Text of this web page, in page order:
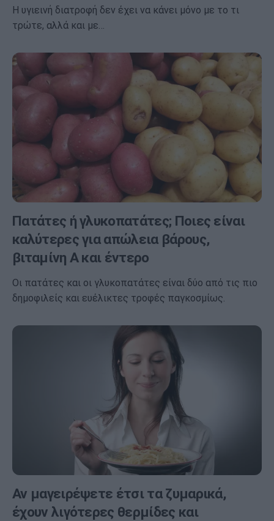
Η υγιεινή διατροφή δεν έχει να κάνει μόνο με το τι
τρώτε, αλλά και με…
Πατάτες ή γλυκοπατάτες; Ποιες είναι
καλύτερες για απώλεια βάρους,
βιταμίνη Α και έντερο
Οι πατάτες και οι γλυκοπατάτες είναι δύο από τις πιο
δημοφιλείς και ευέλικτες τροφές παγκοσμίως.
Αν μαγειρέψετε έτσι τα ζυμαρικά,
έχουν λιγότερες θερμίδες και